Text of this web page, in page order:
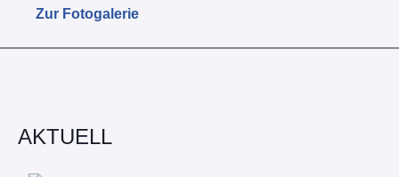
Zur Fotogalerie
AKTUELL